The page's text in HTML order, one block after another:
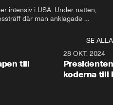
intensiv i USA. Under natten,
där man anklagade
som Fox News valde att bryta, hör
Lovén Svensson om varför.
SE ALLA
till
28 OKT. 2024
koderna till